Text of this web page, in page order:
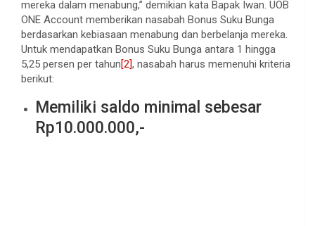
mereka dalam menabung,” demikian kata Bapak Iwan. UOB
ONE Account memberikan nasabah Bonus Suku Bunga
berdasarkan kebiasaan menabung dan berbelanja mereka.
Untuk mendapatkan Bonus Suku Bunga antara 1 hingga
5,25 persen per tahun[2], nasabah harus memenuhi kriteria
berikut:
Memiliki saldo minimal sebesar
Rp10.000.000,-